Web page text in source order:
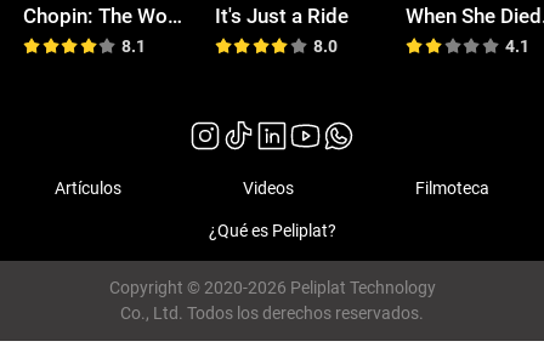
Chopin: The Women Behind the Music
8.1
It's Just a Ride
8.0 4.1
Artículos Videos Filmoteca
¿Qué es Peliplat?
Copyright © 2020-2026 Peliplat Technology
Co., Ltd. Todos los derechos reservados.